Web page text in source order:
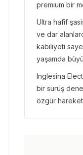
premium bir
Ultra hafif
ve dar
kabiliyeti
yaşamda
Inglesina
bir sürüş
özgür